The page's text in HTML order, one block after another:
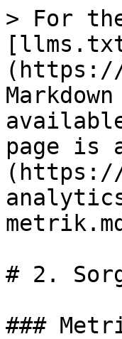
> For
(https://
page is
(https://
# 2.
###